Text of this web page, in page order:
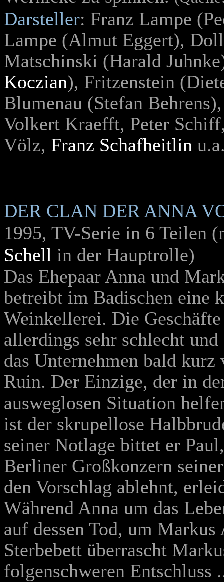
Darsteller: Franz Lampe
Lampe (Almut Eggert),
Matschinski (Harald
Koczian), Fritzenstein
Blumenau (Stefan
Volkert Kraefft, Peter
Völz, Franz Schafheitlin
DER CLAN DER ANNA
1995, TV-Serie in 6 Teilen
Schell in der Hauptrolle)
Das Ehepaar Anna und
betreibt im Badischen eine
Weinkellerei. Die
allerdings sehr schlecht und
das Unternehmen bald kurz
Ruin. Der Einzige, der in
ausweglosen Situation
ist der skrupellose
seiner Notlage bittet er
Berliner Großkonzern
den Vorschlag ablehnt,
Während Anna um das
auf dessen Tod, um
Sterbebett überrascht
folgenschweren Entschluss